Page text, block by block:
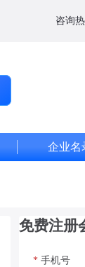
咨询热
企业名
免费注册
* 手机号